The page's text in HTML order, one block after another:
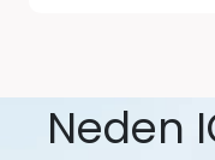
Neden